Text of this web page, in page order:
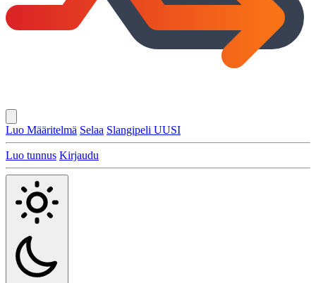
Luo Määritelmä Selaa Slangipeli UUSI
Luo tunnus Kirjaudu